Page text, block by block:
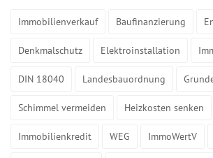
Immobilienverkauf Baufinanzierung
Denkmalschutz Elektroinstallation
DIN 18040 Landesbauordnung
Schimmel vermeiden Heizkosten senken
Immobilienkredit WEG ImmoWertV